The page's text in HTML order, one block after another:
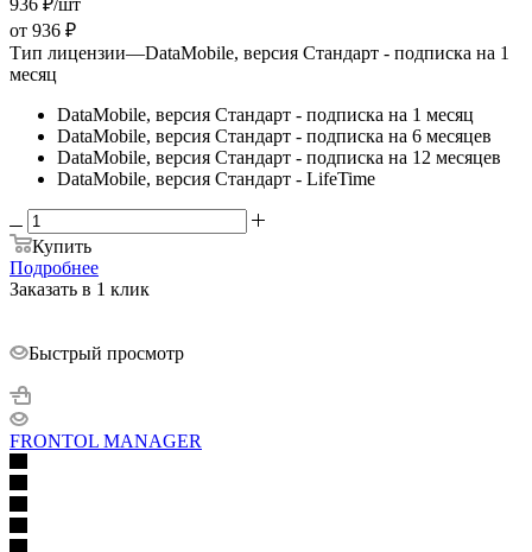
от 936 ₽
Тип лицензии—DataMobile, версия Стандарт - подписка на 1
месяц
DataMobile, версия Стандарт - подписка на 1 месяц
DataMobile, версия Стандарт - подписка на 6 месяцев
DataMobile, версия Стандарт - подписка на 12 месяцев
DataMobile, версия Стандарт - LifeTime
Купить
Подробнее
Заказать в 1 клик
Быстрый просмотр
FRONTOL MANAGER